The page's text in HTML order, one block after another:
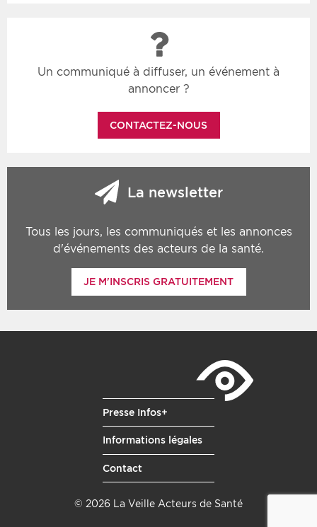
Un communiqué à diffuser, un événement à
annoncer ?
CONTACTEZ-NOUS
La newsletter
Tous les jours, les communiqués et les annonces
d'événements des acteurs de la santé.
JE M'INSCRIS GRATUITEMENT
Presse Infos+
Informations légales
Contact
© 2026 La Veille Acteurs de Santé